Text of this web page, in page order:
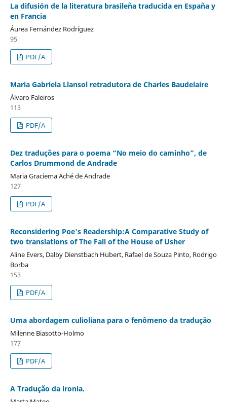
La difusión de la literatura brasileña traducida en España y
en Francia
Áurea Fernández Rodríguez
95
PDF/A
Maria Gabriela Llansol retradutora de Charles Baudelaire
Álvaro Faleiros
113
PDF/A
Dez traduções para o poema “No meio do caminho”, de
Carlos Drummond de Andrade
Maria Graciema Aché de Andrade
127
PDF/A
Reconsidering Poe's Readership:A Comparative Study of
two translations of The Fall of the House of Usher
Aline Evers, Dalby Dienstbach Hubert, Rafael de Souza Pinto, Rodrigo
Borba
153
PDF/A
Uma abordagem culioliana para o fenômeno da tradução
Milenne Biasotto-Holmo
177
PDF/A
A Tradução da ironia.